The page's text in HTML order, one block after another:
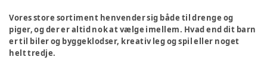
Vores store sortiment henvender sig både til drenge og
piger, og der er altid nok at vælge imellem. Hvad end dit barn
er til biler og byggeklodser, kreativ leg og spil eller noget
helt tredje.